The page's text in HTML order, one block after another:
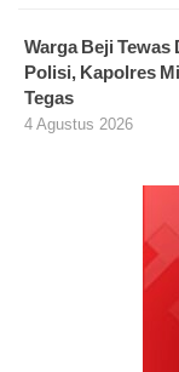
Warga Beji
Polisi, Kapolres
Tegas
4 Agustus 2026